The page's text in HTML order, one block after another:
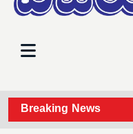
Breaking News
సర్క్యూట్‌తో ఇల్లు దగ్ధం •